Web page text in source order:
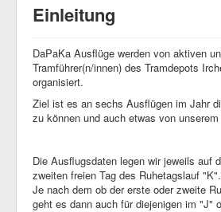
Einleitung
DaPaKa Ausflüge werden von aktiven
Tramführer(n/innen) des Tramdepots
organisiert.
Ziel ist es an sechs Ausflügen im Jahr
zu können und auch etwas von
Die Ausflugsdaten legen wir jeweils auf
zweiten freien Tag des Ruhetagslauf "K".
Je nach dem ob der erste oder zweite
geht es dann auch für diejenigen im "J"